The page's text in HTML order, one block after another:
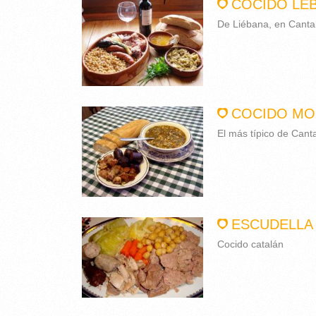
COCIDO
De Liébana, en
COCIDO
El más típico de
Cocido catalán